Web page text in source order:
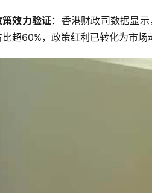
策效力验证：香港财政司数据显
超60%，政策红利已转化为市场